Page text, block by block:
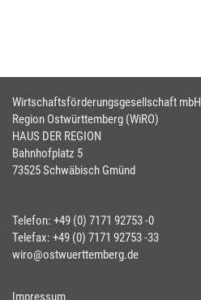
Wirtschaftsförderungsgesellschaft mbH
Region Ostwürttemberg (WiRO)
HAUS DER REGION
Bahnhofplatz 5
73525 Schwäbisch Gmünd
Telefon: +49 (0) 7171 92753 -0
Telefax: +49 (0) 7171 92753 -33
wiro@ostwuerttemberg.de
Impressum